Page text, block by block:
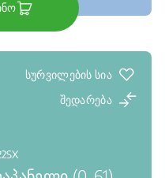
სურვილების სია
შედარება